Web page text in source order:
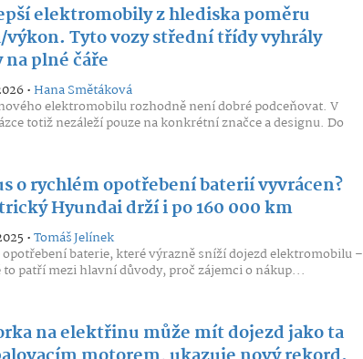
elektromobily z hlediska poměru
výkon. Tyto vozy střední třídy vyhrály
plné čáře
•Hana Smětáková
elektromobilu rozhodně není dobré podceňovat. V
totiž nezáleží pouze na konkrétní značce a designu. Do
o rychlém opotřebení baterií vyvrácen?
Hyundai drží i po 160 000 km
•Tomáš Jelínek
opotřebení baterie, které výrazně sníží dojezd elektromobilu –
to patří mezi hlavní důvody, proč zájemci o nákup...
na elektřinu může mít dojezd jako ta